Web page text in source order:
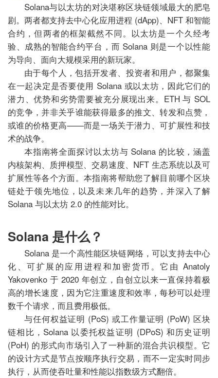
Solana与以太坊的对决堪称区块链领域最大的肥皂
剧。两者都支持去中心化应用进程 (dApp)、NFT 和智能
合约，但两者的框架截然不同。以太坊是一个久经考
验、成熟的智能合约平台，而 Solana 则是一个以性能
为导向、面向大规模采用的新玩家。
由于每个人，包括开发者、投资者和用户，都聚集
在一起决定是否要使用 Solana 或以太坊，因此它们的
潜力、优势和劣势需要被充分展现出来。ETH 与 SOL
的竞争，并非关乎谁能获得最多的推文、转发和点赞，
或谁的价格更高——而是一场关于潜力、可扩展性和技
术的战争。
本指南将全面探讨以太坊与 Solana 的比较，涵盖
内核架构、质押模型、交易速度、NFT 生态系统以及可
扩展性等各个方面。本指南将帮助您了解目前哪个区块
链处于领先地位，以及未来几年的趋势，并深入了解
Solana 与以太坊 2.0 的性能对比。
Solana 是什么？
Solana 是一个高性能区块链网络，可以支持去中心
化、可扩展的应用进程和加密货币。它由 Anatoly
Yakovenko 于 2020 年创立，自创立以来一直保持着极
高的增长速度，因为它注重速度和效率，每秒可以处理
数千个请求，而且费用极低。
与任何权益证明 (PoS) 或工作量证明 (PoW) 区块
链相比，Solana 以委托权益证明 (DPoS) 和历史证明
(PoH) 的形式向市场引入了一种新的混合共识模型。它
的设计方式是节点按顺序执行交易，而不一定实时同步
执行，从而使吞吐量和性能以指数级方式翻倍。